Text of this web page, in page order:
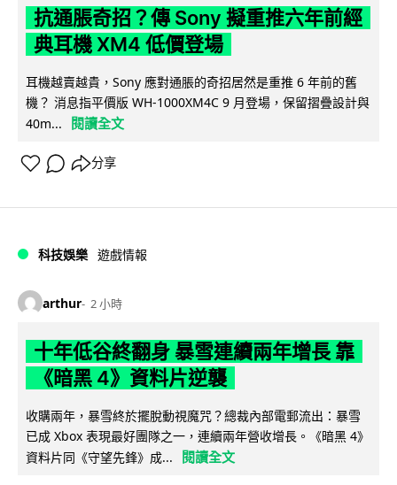
抗通脹奇招？傳 Sony 擬重推六年前經
典耳機 XM4 低價登場
耳機越賣越貴，Sony 應對通脹的奇招居然是重推 6 年前的舊
機？ 消息指平價版 WH-1000XM4C 9 月登場，保留摺疊設計與
40m...
閱讀全文
分享
科技娛樂 遊戲情報
arthur 2 小時
十年低谷終翻身 暴雪連續兩年增長 靠
《暗黑 4》資料片逆襲
收購兩年，暴雪終於擺脫動視魔咒？總裁內部電郵流出：暴雪
已成 Xbox 表現最好團隊之一，連續兩年營收增長。《暗黑 4》
資料片同《守望先鋒》成...
閱讀全文